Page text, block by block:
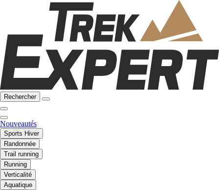
Rechercher
Nouveautés
Sports Hiver
Randonnée
Trail running
Running
Verticalité
Aquatique